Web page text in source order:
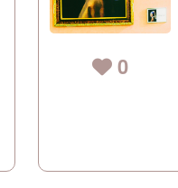
0